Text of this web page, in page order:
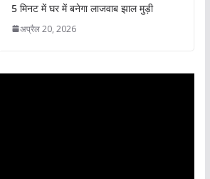
5 मिनट में घर में बनेगा लाजवाब झाल मुड़ी
अप्रैल 20, 2026